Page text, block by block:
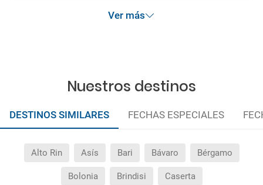
Ver más
Nuestros destinos
DESTINOS SIMILARES FECHAS ESPECIALES
Alto Rin Asís Bari Bávaro Bérgamo
Bolonia Brindisi Caserta